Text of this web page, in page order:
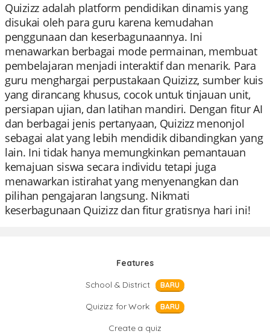
Quizizz adalah platform pendidikan dinamis yang
disukai oleh para guru karena kemudahan
penggunaan dan keserbagunaannya. Ini
menawarkan berbagai mode permainan, membuat
pembelajaran menjadi interaktif dan menarik. Para
guru menghargai perpustakaan Quizizz, sumber kuis
yang dirancang khusus, cocok untuk tinjauan unit,
persiapan ujian, dan latihan mandiri. Dengan fitur AI
dan berbagai jenis pertanyaan, Quizizz menonjol
sebagai alat yang lebih mendidik dibandingkan yang
lain. Ini tidak hanya memungkinkan pemantauan
kemajuan siswa secara individu tetapi juga
menawarkan istirahat yang menyenangkan dan
pilihan pengajaran langsung. Nikmati
keserbagunaan Quizizz dan fitur gratisnya hari ini!
Features
School & District
BARU
Quizizz for Work BARU
Create a quiz